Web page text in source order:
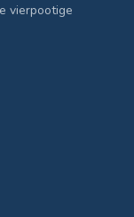
vierpootige